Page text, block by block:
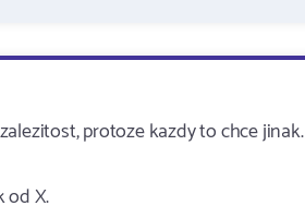
protoze kazdy to chce jinak.
od X.